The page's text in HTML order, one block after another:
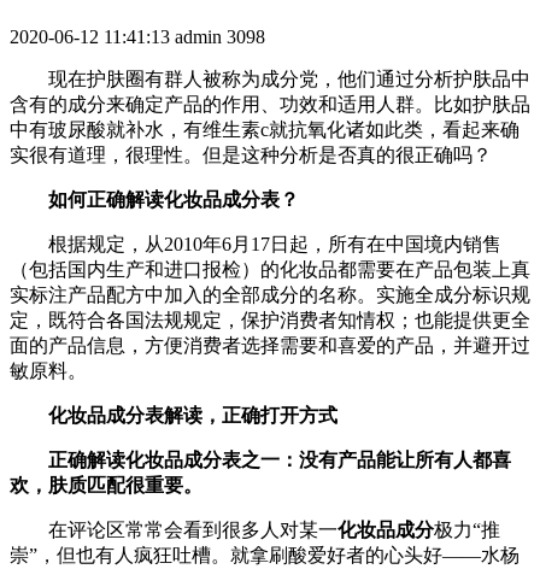
2020-06-12 11:41:13 admin 3098
现在护肤圈有群人被称为成分党，他们通过分析护肤品中
含有的成分来确定产品的作用、功效和适用人群。
比如护肤品
中有玻尿酸就补水，有维生素c就抗氧化诸如此类，看起来确
实很有道理，很理性。但是这种分析是否真的很正确吗？
如何正确解读化妆品成分表？
根据规定，从2010年6月17日起，所有在中国境内销售
（包括国内生产和进口报检）的化妆品都需要在产品包装上真
实标注产品配方中加入的全部成分的名称。实施全成分标识规
定，既符合各国法规规定，保护消费者知情权；也能提供更全
面的产品信息，方便消费者选择需要和喜爱的产品，并避开过
敏原料。
化妆品成分表解读，正确打开方式
正确解读化妆品成分表之一：没有产品能让所有人都喜
欢，肤质匹配很重要。
在评论区常常会看到很多人对某一化妆品成分极力“推
崇”，但也有人疯狂吐槽。 就拿刷酸爱好者的心头好——水杨